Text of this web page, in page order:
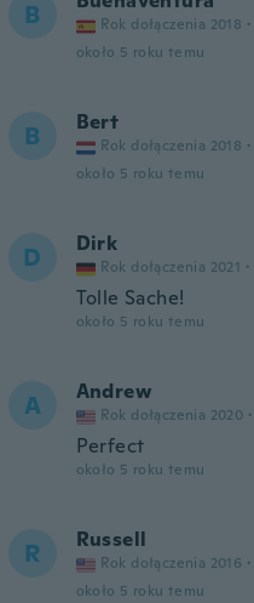
B Rok dołączenia 2018 ·
około 5 roku temu
B Bert
Rok dołączenia 2018 ·
około 5 roku temu
D Dirk
Rok dołączenia 2021 ·
Tolle Sache!
około 5 roku temu
A Andrew
Rok dołączenia 2020 ·
Perfect
około 5 roku temu
R Russell
Rok dołączenia 2016 ·
około 5 roku temu